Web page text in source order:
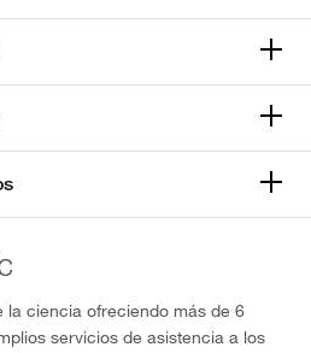
la ciencia ofreciendo más de 6
servicios de asistencia a los